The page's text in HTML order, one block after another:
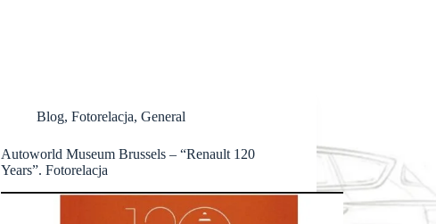
Blog,Fotorelacja,General
Autoworld Museum Brussels – “Renault 120
Years”. Fotorelacja